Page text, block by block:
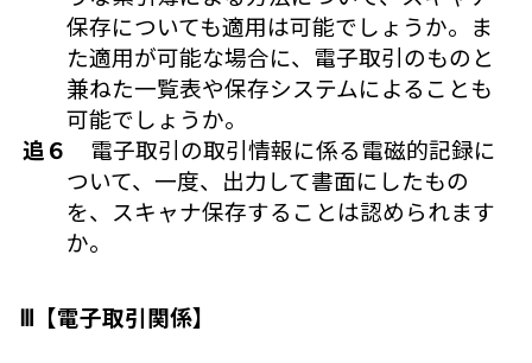
保存についても適用は可能でしょうか。ま
た適用が可能な場合に、電子取引のものと
兼ねた一覧表や保存システムによることも
可能でしょうか。
追６
電子取引の取引情報に係る電磁的記録に
ついて、一度、出力して書面にしたもの
を、スキャナ保存することは認められます
か。
Ⅲ【電子取引関係】